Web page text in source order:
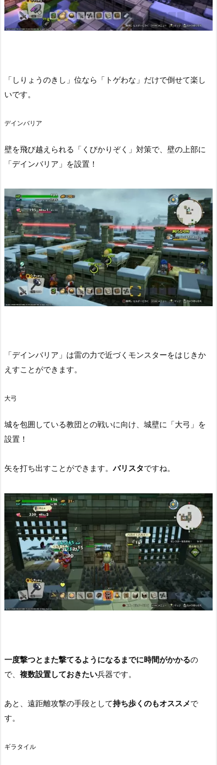
「しりょうのきし」位なら「トゲわな」だけで倒せて楽し
いです。
デインバリア
壁を飛び越えられる「くびかりぞく」対策で、壁の上部に
「デインバリア」を設置！
「デインバリア」は雷の力で近づくモンスターをはじきか
えすことができます。
大弓
城を包囲している教団との戦いに向け、城壁に「大弓」を
設置！
矢を打ち出すことができます。バリスタですね。
一度撃つとまた撃てるようになるまでに時間がかかるの
で、 複数設置しておきたい兵器です。
あと、遠距離攻撃の手段として持ち歩くのもオススメで
す。
ギラタイル